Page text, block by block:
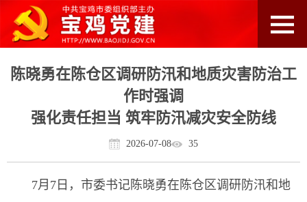
陈晓勇在陈仓区调研防汛和地质灾害防治工
作时强调
强化责任担当 筑牢防汛减灾安全防线
2026-07-08 35
7月7日，市委书记陈晓勇在陈仓区调研防汛和地